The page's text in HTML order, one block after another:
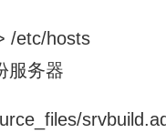
/etc/hosts
服务器